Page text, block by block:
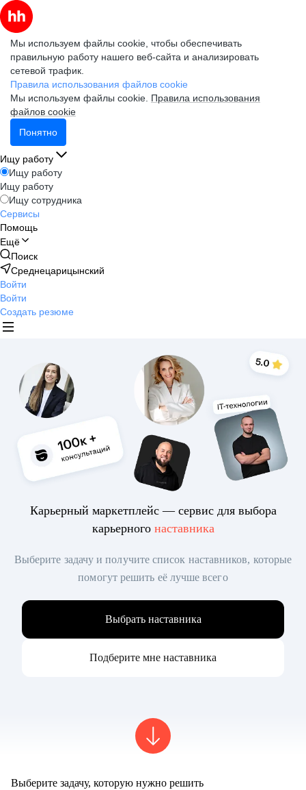
Мы используем файлы cookie, чтобы обеспечивать
правильную работу нашего веб-сайта и анализировать
сетевой трафик.
Правила использования файлов cookie
Мы используем файлы cookie. Правила использования
файлов cookie
Понятно
Ищу работу
Ищу работу
Ищу работу
Ищу сотрудника
Сервисы
Помощь
Ещё
Поиск
Среднецарицынский
Войти
Войти
Создать резюме
Карьерный маркетплейс — сервис для выбора
карьерного наставника
Выберите задачу и получите список наставников, которые
помогут решить её лучше всего
Выбрать наставника
Подберите мне наставника
Выберите задачу, которую нужно решить